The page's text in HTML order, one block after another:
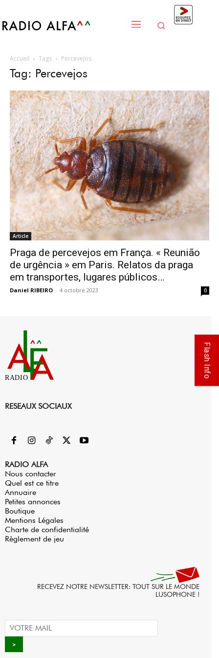
Accueil Tags Percevejos
Tag: Percevejos
Article
Praga de percevejos em França. « Reunião
de urgência » em Paris. Relatos da praga
em transportes, lugares públicos…
Daniel RIBEIRO - 4 octobre 2023 0
RADIO
RESEAUX SOCIAUX
RADIO ALFA
Nous contacter
Quel est ce titre
Annuaire
Petites annonces
Boutique
Mentions Légales
Charte de confidentialité
Règlement de jeu
RECEVEZ NOTRE NEWSLETTER: TOUT SUR LE MONDE
LUSOPHONE !
Flash Info